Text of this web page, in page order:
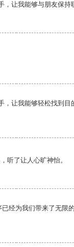
，让我能够与朋友保持
，让我能够轻松找到目
听了让人心旷神怡。
经为我们带来了无限